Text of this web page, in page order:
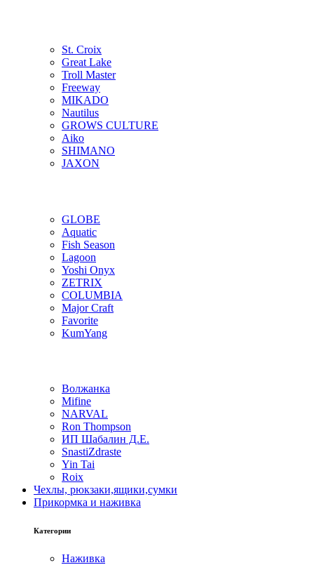
St. Croix
Great Lake
Troll Master
Freeway
MIKADO
Nautilus
GROWS CULTURE
Aiko
SHIMANO
JAXON
GLOBE
Aquatic
Fish Season
Lagoon
Yoshi Onyx
ZETRIX
COLUMBIA
Major Craft
Favorite
KumYang
Волжанка
Mifine
NARVAL
Ron Thompson
ИП Шабалин Д.Е.
SnastiZdraste
Yin Tai
Roix
Чехлы, рюкзаки,ящики,сумки
Прикормка и наживка
Категории
Наживка